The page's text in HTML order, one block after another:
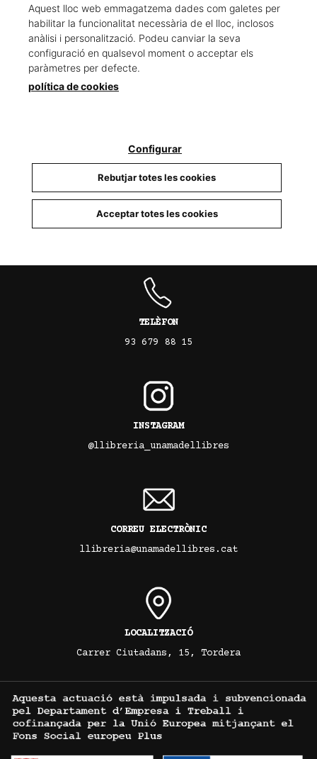
Solar
McEwan, Ian
13,90 €
Expiación
McEwan, Ian
CARREGAR MÉS RESULTATS
TELÈFON
93 679 88 15
INSTAGRAM
@llibreria_unamadellibres
CORREU ELECTRÒNIC
llibreria@unamadellibres.cat
LOCALITZACIÓ
Carrer Ciutadans, 15, Tordera
Aquest lloc web emmagatzema dades com galetes per
habilitar la funcionalitat necessària de el lloc, inclosos
anàlisi i personalització. Podeu canviar la seva
configuració en qualsevol moment o acceptar els
paràmetres per defecte.
política de cookies
Configurar
Rebutjar totes les cookies
Acceptar totes les cookies